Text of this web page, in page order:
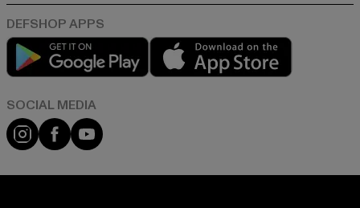
Play market
Instagram
FacebookYouTube